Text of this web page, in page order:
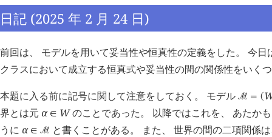
日記 (2025 年 2 月 24 日)
前回は、 モデルを用いて妥当性や恒真性の定義をした。 今
クラスにおいて成立する恒真式や妥当性の間の関係性をいく
本題に入る前に記号に関して注意をしておく。 モデル 󰒤 = (
界とは元 α ∈ Wのことであった。 以降ではこれを、 あたか
うに α ∈ 󰒤 と書くことがある。 また、 世界の間の二項関係